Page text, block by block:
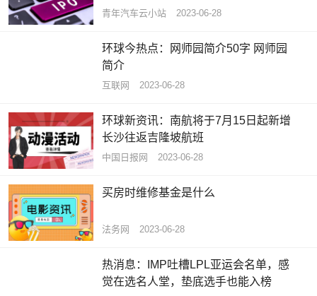
青年汽车云小站 2023-06-28
环球今热点：网师园简介50字 网师园
简介
互联网 2023-06-28
环球新资讯：南航将于7月15日起新增
长沙往返吉隆坡航班
中国日报网 2023-06-28
买房时维修基金是什么
法务网 2023-06-28
热消息：IMP吐槽LPL亚运会名单，感
觉在选名人堂，垫底选手也能入榜